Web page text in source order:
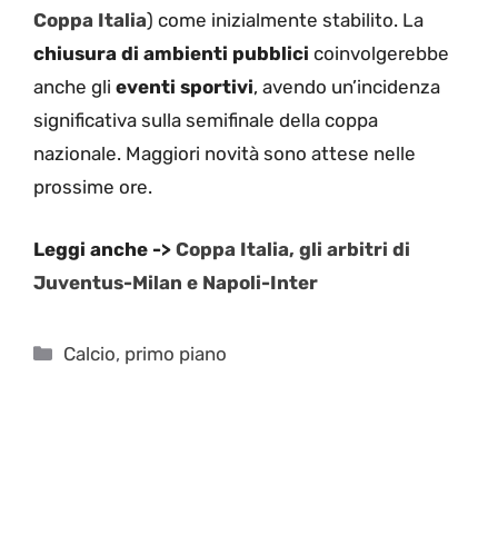
Coppa Italia) come inizialmente stabilito. La
chiusura di ambienti pubblici coinvolgerebbe
anche gli eventi sportivi, avendo un’incidenza
significativa sulla semifinale della coppa
nazionale. Maggiori novità sono attese nelle
prossime ore.
Leggi anche -> Coppa Italia, gli arbitri di
Juventus-Milan e Napoli-Inter
Categorie
Calcio, primo piano